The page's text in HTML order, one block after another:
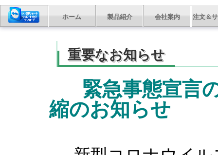
ホーム 製品紹介 会社案内 注文＆
重要なお知らせ
緊急事態宣言
縮のお知らせ